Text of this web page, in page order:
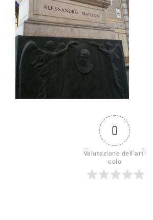
0
Valutazione dell'arti
colo